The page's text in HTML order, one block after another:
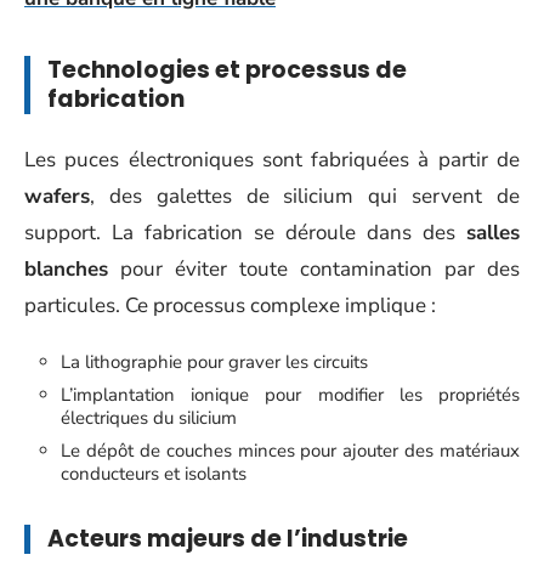
Technologies et processus de
fabrication
Les puces électroniques sont fabriquées à partir de
wafers, des galettes de silicium qui servent de
support. La fabrication se déroule dans des salles
blanches pour éviter toute contamination par des
particules. Ce processus complexe implique :
La lithographie pour graver les circuits
L’implantation ionique pour modifier les propriétés
électriques du silicium
Le dépôt de couches minces pour ajouter des matériaux
conducteurs et isolants
Acteurs majeurs de l’industrie